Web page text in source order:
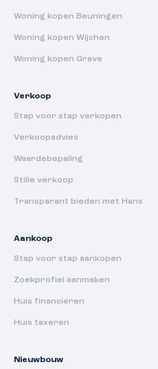
Woning kopen Beuningen
Woning kopen Wijchen
Woning kopen Grave
Verkoop
Stap voor stap verkopen
Verkoopadvies
Waardebepaling
Stille verkoop
Transparant bieden met Hans
Aankoop
Stap voor stap aankopen
Zoekprofiel aanmaken
Huis financieren
Huis taxeren
Nieuwbouw